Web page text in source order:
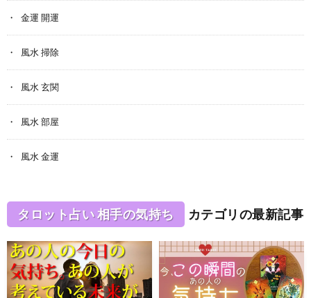
金運 開運
風水 掃除
風水 玄関
風水 部屋
風水 金運
タロット占い 相手の気持ち カテゴリの最新記事